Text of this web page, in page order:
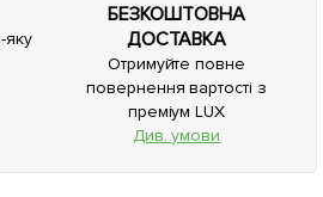
БЕЗКОШТОВНА
ДОСТАВКА
Отримуйте повне
повернення вартості з
преміум LUX
Див. умови